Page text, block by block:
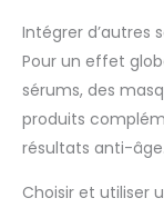
Intégrer d’autres
Pour un effet
sérums, des
produits
résultats anti-âge.
Choisir et utiliser